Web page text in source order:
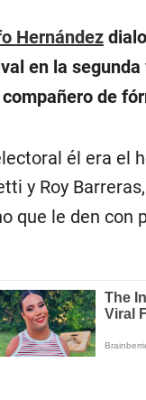
Hernández
en la segunda
de
él era el
y Roy
que le den con